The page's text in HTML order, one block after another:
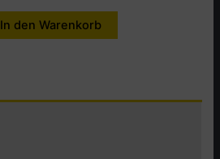
In den Warenkorb